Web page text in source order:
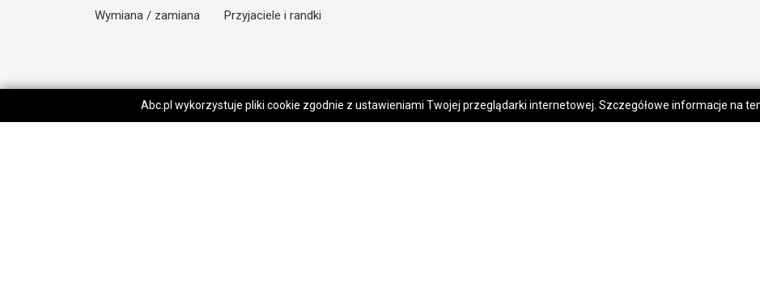
Wymiana / zamiana
Przyjaciele i randki
Abc.pl wykorzystuje pliki cookie zgodnie z ustawieniami Twojej przeglądarki internetowej. Szczegółowe informacje na